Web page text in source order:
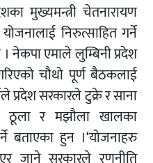
मुख्यमन्त्री चेतनारायण
निरुत्साहित गर्ने
नेकपा एमाले लुम्बिनी प्रदेश
चौथो पूर्ण बैठकलाई
प्रदेश सरकारले टुक्रे र साना
ठूला र मझौला खालका
बताएका हुन ।‘योजनाहरु